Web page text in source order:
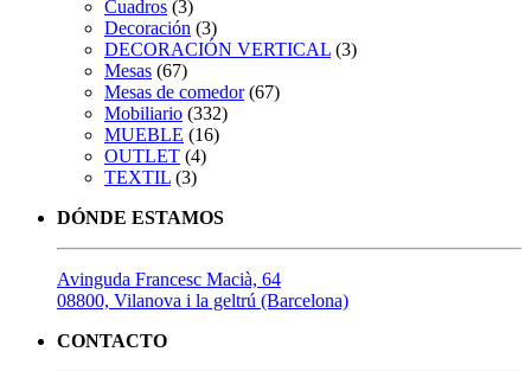
Cuadros (3)
Decoración (3)
DECORACIÓN VERTICAL (3)
Mesas (67)
Mesas de comedor (67)
Mobiliario (332)
MUEBLE (16)
OUTLET (4)
TEXTIL (3)
DÓNDE ESTAMOS
Avinguda Francesc Macià, 64
08800, Vilanova i la geltrú (Barcelona)
CONTACTO